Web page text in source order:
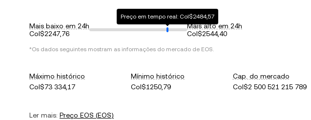
Mais baixo em 24h
Col$2247,76
Preço em tempo real: Col$2484,57
Mais alto em 24h
Col$2544,40
*Os dados seguintes mostram as informações do mercado de EOS.
Máximo histórico
Col$73 334,17
Mínimo histórico
Col$1250,79
Cap. do mercado
Col$2 500 521 215 789
Ler mais: Preço EOS (EOS)